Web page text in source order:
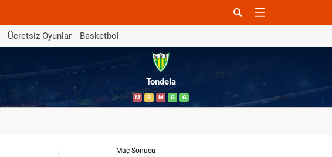
Ücretsiz Oyunlar Basketbol
Tondela
M B M G G
Maç Sonucu